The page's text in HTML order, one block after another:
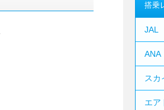
搭乗
JAL
ANA
スカ
エア